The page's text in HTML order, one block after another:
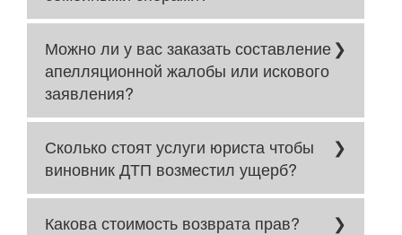
https://isklight.ru/practice/semeinoe-pravo/
Можно ли у вас заказать составление
апелляционной жалобы или искового
заявления?
Сколько стоят услуги юриста чтобы
виновник ДТП возместил ущерб?
5 000 руб.
Какова стоимость возврата прав?